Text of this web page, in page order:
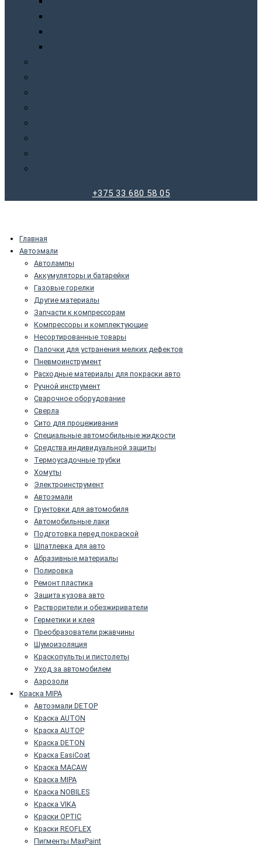
+375 33 680 58 05
Главная
Автоэмали
Автолампы
Аккумуляторы и батарейки
Газовые горелки
Другие материалы
Запчасти к компрессорам
Компрессоры и комплектующие
Несортированные товары
Палочки для устранения мелких дефектов
Пневмоинструмент
Расходные материалы для покраски авто
Ручной инструмент
Сварочное оборудование
Сверла
Сито для процеживания
Специальные автомобильные жидкости
Средства индивидуальной защиты
Термоусадочные трубки
Хомуты
Электроинструмент
Автоэмали
Грунтовки для автомобиля
Автомобильные лаки
Подготовка перед покраской
Шпатлевка для авто
Абразивные материалы
Полировка
Ремонт пластика
Защита кузова авто
Растворители и обезжириватели
Герметики и клея
Преобразователи ржавчины
Шумоизоляция
Краскопульты и пистолеты
Уход за автомобилем
Аэрозоли
Краска MIPA
Автоэмали DETOP
Краска AUTON
Краска AUTOP
Краска DETON
Краска EasiCoat
Краска MACAW
Краска MIPA
Краска NOBILES
Краска VIKA
Краски OPTIC
Краски REOFLEX
Пигменты MaxPaint